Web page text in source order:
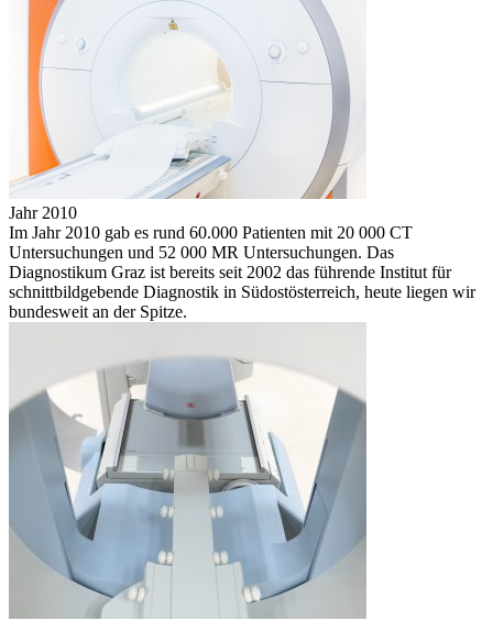
Jahr 2010
Im Jahr 2010 gab es rund 60.000 Patienten mit 20 000 CT
Untersuchungen und 52 000 MR Untersuchungen. Das
Diagnostikum Graz ist bereits seit 2002 das führende Institut für
schnittbildgebende Diagnostik in Südostösterreich, heute liegen wir
bundesweit an der Spitze.